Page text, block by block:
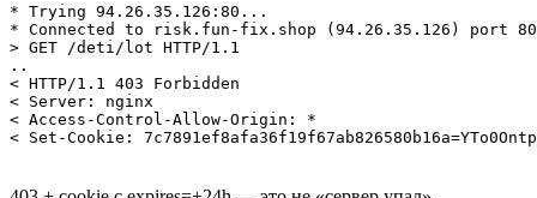
* Trying 94.26.35.126:80...
* Connected to risk.fun‑fix.shop (94.26.35.126) port 80
> GET /deti/lot HTTP/1.1
..
< HTTP/1.1 403 Forbidden
< Server: nginx
< Access‑Control‑Allow‑Origin: *
< Set‑Cookie: